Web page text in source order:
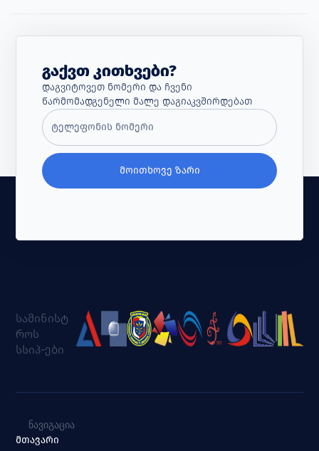
Გაქვთ Კითხვები?
Დაგვიტოვეთ Ნომერი Და Ჩვენი
Წარმომადგენელი Მალე Დაგიაკვშირდებათ
ᲛᲝᲘᲗᲮᲝᲕᲔ ᲖᲐᲠᲘ
სამინისტ
როს
სსიპ-ები
ᲜᲐᲕᲘᲒᲐᲪᲘᲐ
მთავარი